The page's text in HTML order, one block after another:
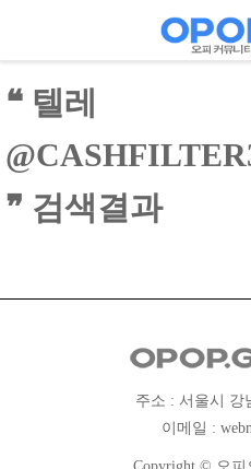
❝ 텔레
❞ 검색결과
주소 : 서울시 강
이메일 :